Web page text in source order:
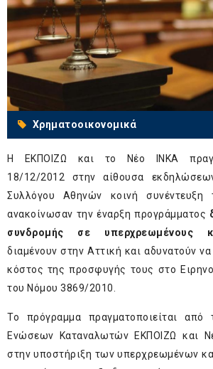
Χρηματοοικονομικά
Η ΕΚΠΟΙΖΩ και το Νέο ΙΝΚΑ
18/12/2012 στην αίθουσα
Συλλόγου Αθηνών κοινή συνέντευξη
ανακοίνωσαν την έναρξη προγράμματος
συνδρομής σε υπερχρεωμένους
διαμένουν στην Αττική και αδυνατούν
κόστος της προσφυγής τους στο
του Νόμου 3869/2010.
Το πρόγραμμα πραγματοποιείται
Eνώσεων Kαταναλωτών ΕΚΠΟΙΖΩ και
στην υποστήριξη των υπερχρεωμένων